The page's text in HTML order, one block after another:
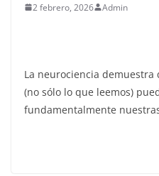
2 febrero, 2026 Admin
La neurociencia
(no sólo lo que leemos)
fundamentalmente